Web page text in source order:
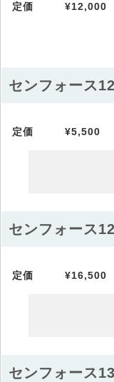
定価 ¥12,000
センフォース
定価 ¥5,500
センフォース
定価 ¥16,500
センフォース